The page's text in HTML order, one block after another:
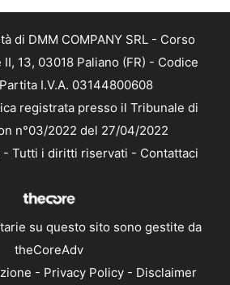
di DMM COMPANY SRL - Corso
13, 03018 Paliano (FR) - Codice
I.V.A. 03144800608
registrata presso il Tribunale di
n°03/2022 del 27/04/2022
Tutti i diritti riservati - Contattaci
su questo sito sono gestite da
theCoreAdv
- Privacy Policy - Disclaimer